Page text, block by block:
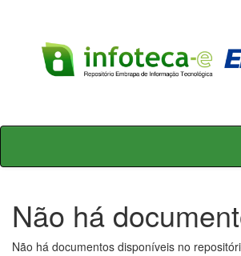
Skip
Não há
Não há documentos disponíveis no